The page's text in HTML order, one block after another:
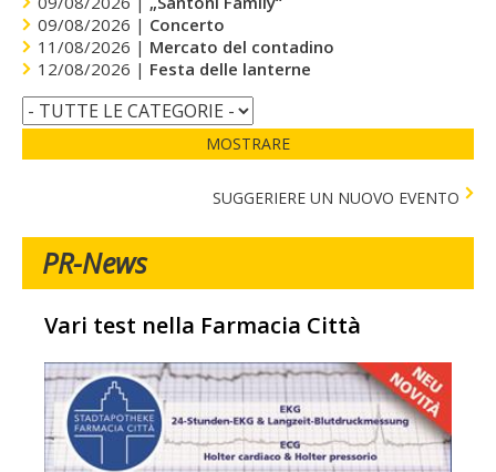
09/08/2026 | Concerto
11/08/2026 | Mercato del contadino
12/08/2026 | Festa delle lanterne
MOSTRARE
SUGGERIERE UN NUOVO EVENTO
PR-News
Vari test nella Farmacia Città